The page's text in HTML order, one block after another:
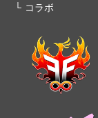
コラボ